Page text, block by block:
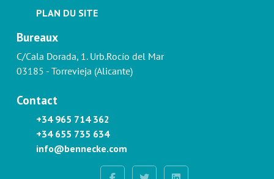
PLAN DU SITE
Bureaux
C/Cala Dorada, 1. Urb.Rocío del Mar
03185 - Torrevieja (Alicante)
Contact
+34 965 714 362
+34 655 735 634
info@bennecke.com